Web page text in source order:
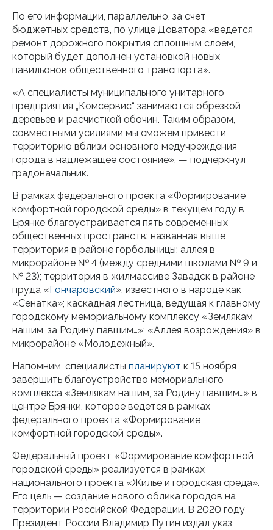
По его информации, параллельно, за счет
бюджетных средств, по улице Доватора «ведется
ремонт дорожного покрытия сплошным слоем,
который будет дополнен установкой новых
павильонов общественного транспорта».
«А специалисты муниципального унитарного
предприятия „Комсервис“ занимаются обрезкой
деревьев и расчисткой обочин. Таким образом,
совместными усилиями мы сможем привести
территорию вблизи основного медучреждения
города в надлежащее состояние», — подчеркнул
градоначальник.
В рамках федерального проекта «Формирование
комфортной городской среды» в текущем году в
Брянке благоустраивается пять современных
общественных пространств: названная выше
территория в районе горбольницы; аллея в
микрорайоне № 4 (между средними школами № 9 и
№ 23); территория в жилмассиве Завадск в районе
пруда «Гончаровский», известного в народе как
«Сенатка»; каскадная лестница, ведущая к главному
городскому мемориальному комплексу «Землякам
нашим, за Родину павшим…»; «Аллея возрождения» в
микрорайоне «Молодежный».
Напомним, специалисты планируют к 15 ноября
завершить благоустройство мемориального
комплекса «Землякам нашим, за Родину павшим…» в
центре Брянки, которое ведется в рамках
федерального проекта «Формирование
комфортной городской среды».
Федеральный проект «Формирование комфортной
городской среды» реализуется в рамках
национального проекта «Жилье и городская среда».
Его цель — создание нового облика городов на
территории Российской Федерации. В 2020 году
Президент России Владимир Путин издал указ,